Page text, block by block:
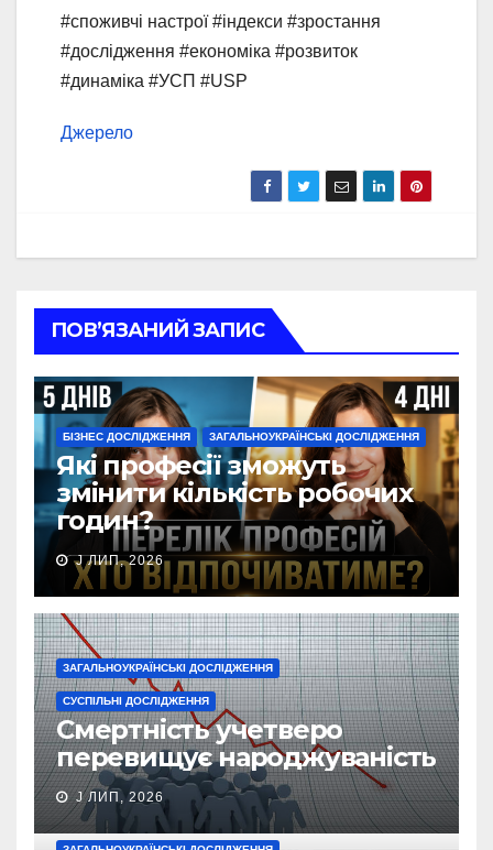
#споживчі настрої #індекси #зростання
#дослідження #економіка #розвиток
#динаміка #УСП #USP
Джерело
ПОВ’ЯЗАНИЙ ЗАПИС
БІЗНЕС ДОСЛІДЖЕННЯ ЗАГАЛЬНОУКРАЇНСЬКІ ДОСЛІДЖЕННЯ
Які професії зможуть
змінити кількість робочих
годин?
J ЛИП, 2026
ЗАГАЛЬНОУКРАЇНСЬКІ ДОСЛІДЖЕННЯ
СУСПІЛЬНІ ДОСЛІДЖЕННЯ
Смертність учетверо
перевищує народжуваність
J ЛИП, 2026